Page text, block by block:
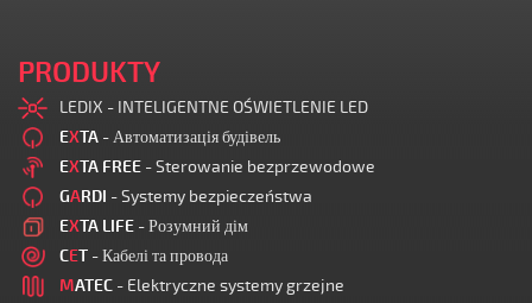
PRODUKTY
LEDIX - INTELIGENTNE OŚWIETLENIE LED
EXTA - Автоматизація будівель
EXTA FREE - Sterowanie bezprzewodowe
GARDI - Systemy bezpieczeństwa
EXTA LIFE - Розумний дім
CET - Кабелі та провода
MATEC - Elektryczne systemy grzejne